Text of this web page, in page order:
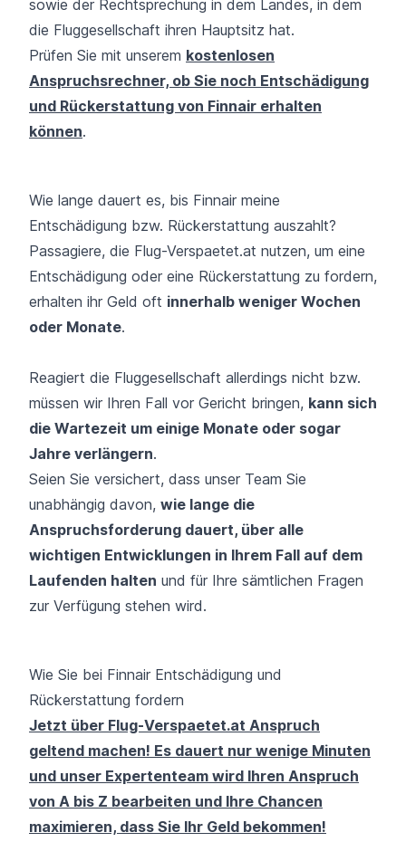
sowie der Rechtsprechung in dem Landes, in dem
die Fluggesellschaft ihren Hauptsitz hat.
Prüfen Sie mit unserem kostenlosen
Anspruchsrechner, ob Sie noch Entschädigung
und Rückerstattung von Finnair erhalten
können.
Wie lange dauert es, bis Finnair meine
Entschädigung bzw. Rückerstattung auszahlt?
Passagiere, die Flug-Verspaetet.at nutzen, um eine
Entschädigung oder eine Rückerstattung zu fordern,
erhalten ihr Geld oft innerhalb weniger Wochen
oder Monate.
Reagiert die Fluggesellschaft allerdings nicht bzw.
müssen wir Ihren Fall vor Gericht bringen, kann sich
die Wartezeit um einige Monate oder sogar
Jahre verlängern.
Seien Sie versichert, dass unser Team Sie
unabhängig davon, wie lange die
Anspruchsforderung dauert, über alle
wichtigen Entwicklungen in Ihrem Fall auf dem
Laufenden halten und für Ihre sämtlichen Fragen
zur Verfügung stehen wird.
Wie Sie bei Finnair Entschädigung und
Rückerstattung fordern
Jetzt über Flug-Verspaetet.at Anspruch
geltend machen! Es dauert nur wenige Minuten
und unser Expertenteam wird Ihren Anspruch
von A bis Z bearbeiten und Ihre Chancen
maximieren, dass Sie Ihr Geld bekommen!